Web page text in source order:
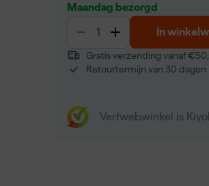
Maandag bezorgd
In
Gratis verzending vanaf
Retourtermijn van 30 dagen
Verfwebwinkel is